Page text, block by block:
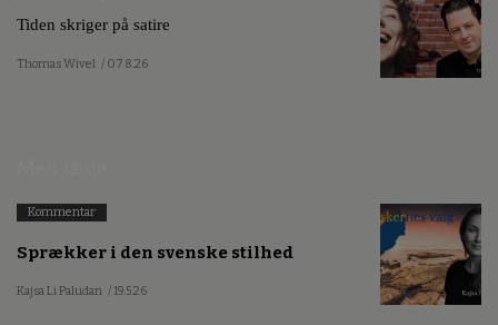
Tiden skriger på satire
Thomas Wivel / 07.8.26
Kommentar
Sprækker i den svenske stilhed
Kajsa Li Paludan / 19.5.26